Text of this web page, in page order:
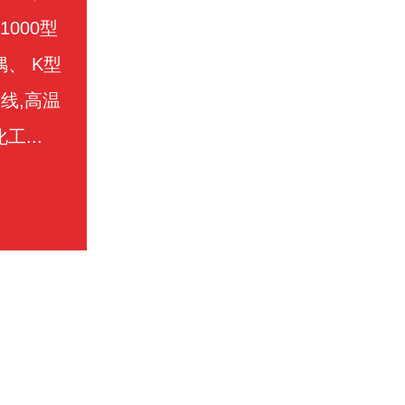
型
、 K型
,高温
工...